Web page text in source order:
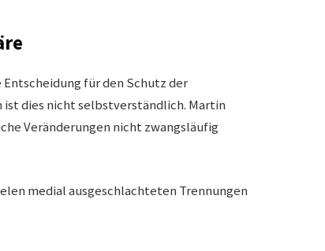
für den Schutz der
dies nicht selbstverständlich. Martin
Veränderungen nicht zwangsläufig
medial ausgeschlachteten Trennungen